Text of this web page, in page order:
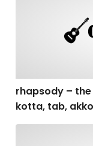
rhapsody –
kotta, tab,